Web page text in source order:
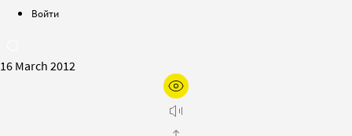
Войти
16 March 2012